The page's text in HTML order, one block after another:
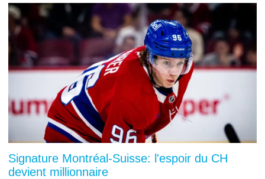
Signature Montréal-Suisse: l'espoir du CH
devient millionnaire